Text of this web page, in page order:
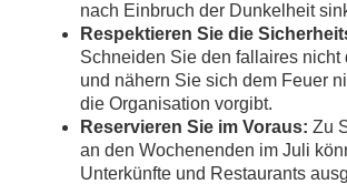
nach Einbruch der Dunkelheit
Respektieren Sie die
Schneiden Sie den fallaires nicht
und nähern Sie sich dem Feuer
die Organisation vorgibt.
Reservieren Sie im Voraus: Zu
an den Wochenenden im Juli
Unterkünfte und Restaurants